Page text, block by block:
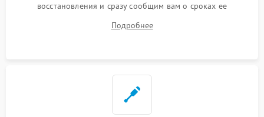
восстановления и сразу сообщим вам о сроках ее
Подробнее